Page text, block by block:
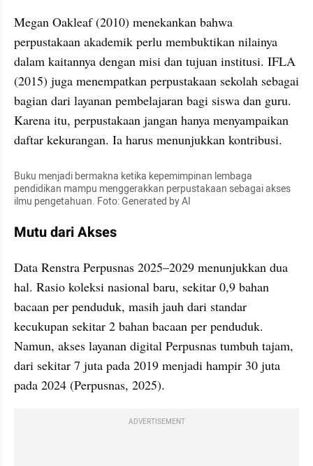
Megan Oakleaf (2010) menekankan bahwa
perpustakaan akademik perlu membuktikan nilainya
dalam kaitannya dengan misi dan tujuan institusi. IFLA
(2015) juga menempatkan perpustakaan sekolah sebagai
bagian dari layanan pembelajaran bagi siswa dan guru.
Karena itu, perpustakaan jangan hanya menyampaikan
daftar kekurangan. Ia harus menunjukkan kontribusi.
Buku menjadi bermakna ketika kepemimpinan lembaga
pendidikan mampu menggerakkan perpustakaan sebagai akses
ilmu pengetahuan. Foto: Generated by AI
Mutu dari Akses
Data Renstra Perpusnas 2025–2029 menunjukkan dua
hal. Rasio koleksi nasional baru, sekitar 0,9 bahan
bacaan per penduduk, masih jauh dari standar
kecukupan sekitar 2 bahan bacaan per penduduk.
Namun, akses layanan digital Perpusnas tumbuh tajam,
dari sekitar 7 juta pada 2019 menjadi hampir 30 juta
pada 2024 (Perpusnas, 2025).
ADVERTISEMENT